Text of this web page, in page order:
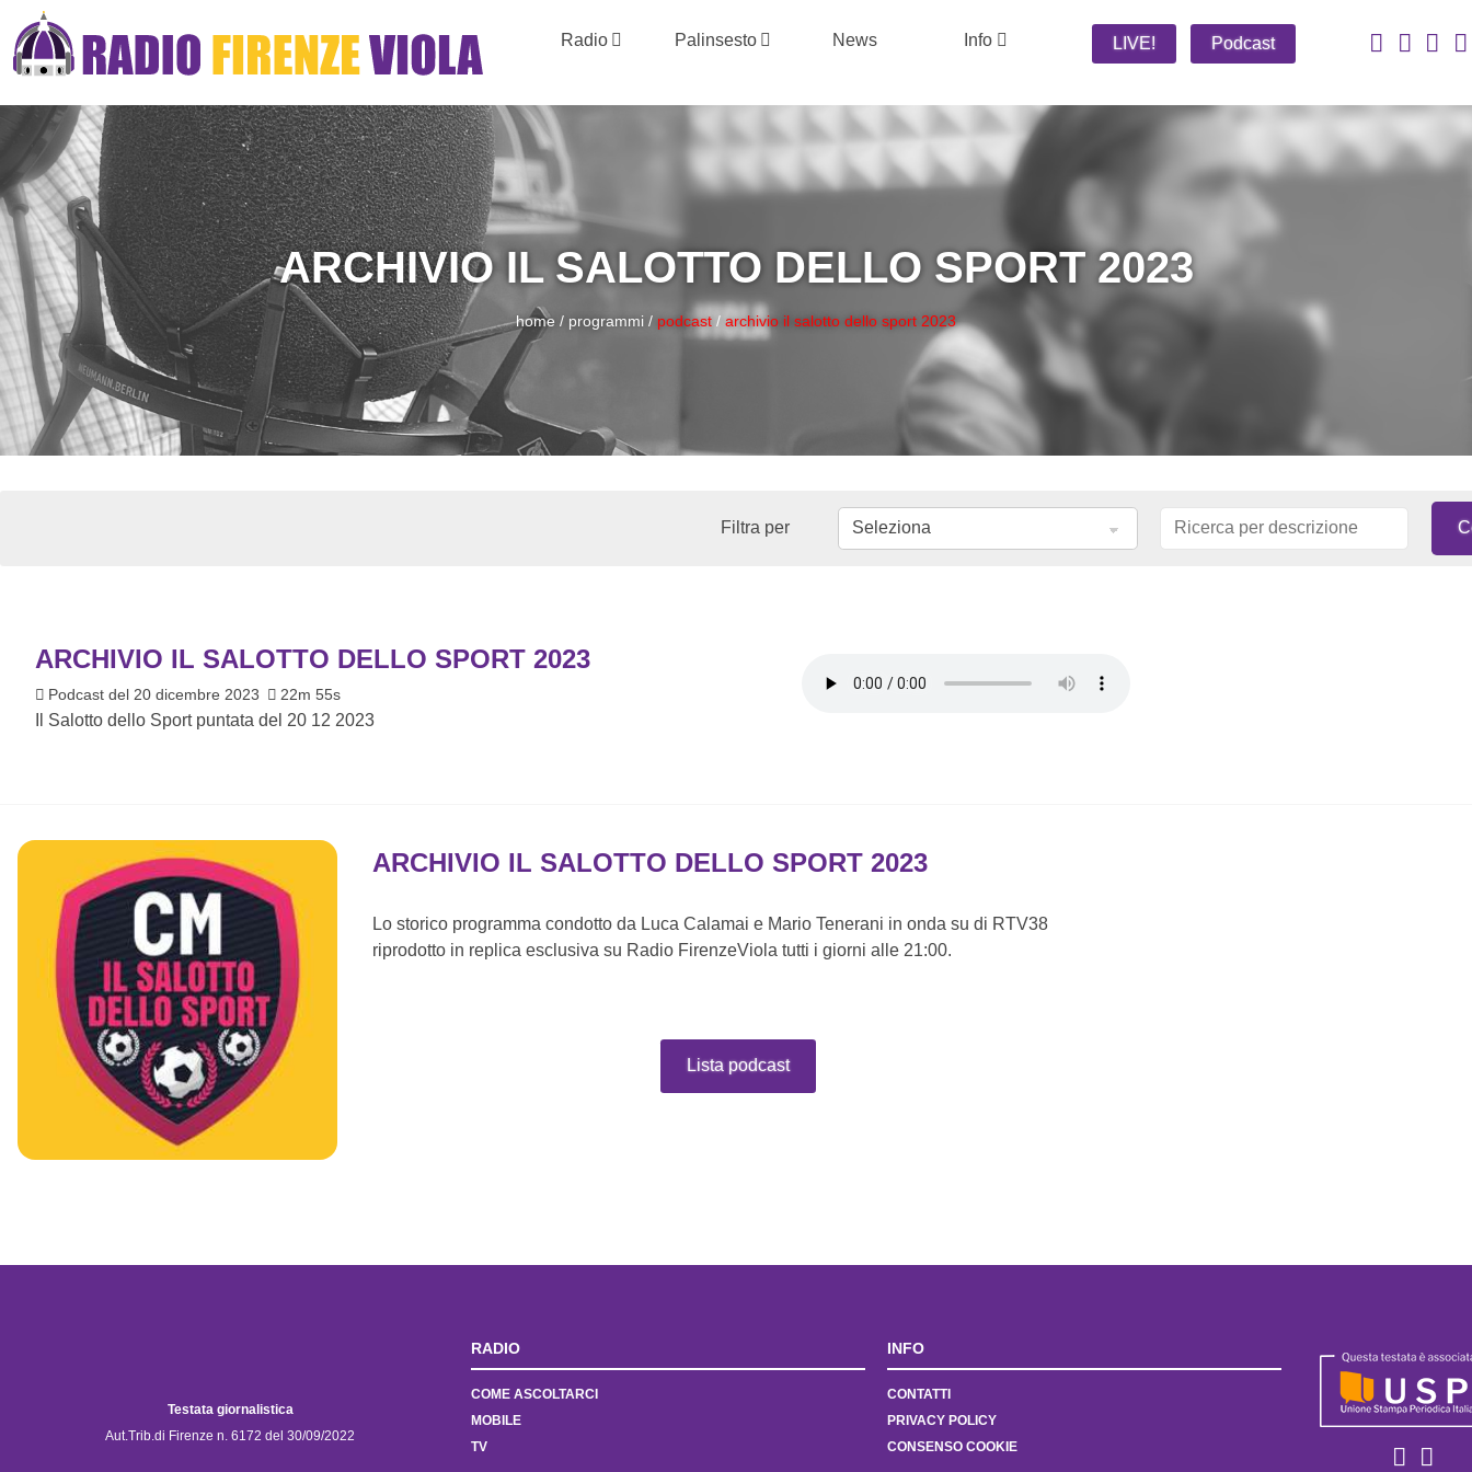
Radio Palinsesto News Info LIVE! Podcast
ARCHIVIO IL SALOTTO DELLO SPORT 2023
home / programmi / podcast / archivio il salotto dello sport 2023
Filtra per
ARCHIVIO IL SALOTTO DELLO SPORT 2023
Podcast del 20 dicembre 2023 22m 55s
Il Salotto dello Sport puntata del 20 12 2023
ARCHIVIO IL SALOTTO DELLO SPORT 2023
Lo storico programma condotto da Luca Calamai e Mario Tenerani in onda su di RTV38
riprodotto in replica esclusiva su Radio FirenzeViola tutti i giorni alle 21:00.
Lista podcast
Testata giornalistica
Aut.Trib.di Firenze n. 6172 del 30/09/2022
RADIO
COME ASCOLTARCI
MOBILE
TV
INFO
CONTATTI
PRIVACY POLICY
CONSENSO COOKIE